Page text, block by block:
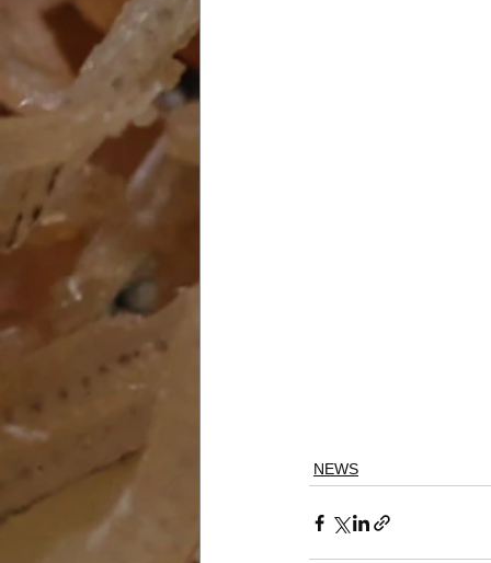
NEWS